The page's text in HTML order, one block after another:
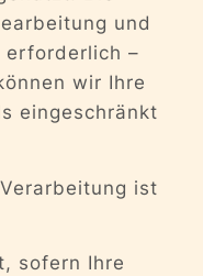
und
erforderlich –
wir Ihre
eingeschränkt
ist
sofern Ihre